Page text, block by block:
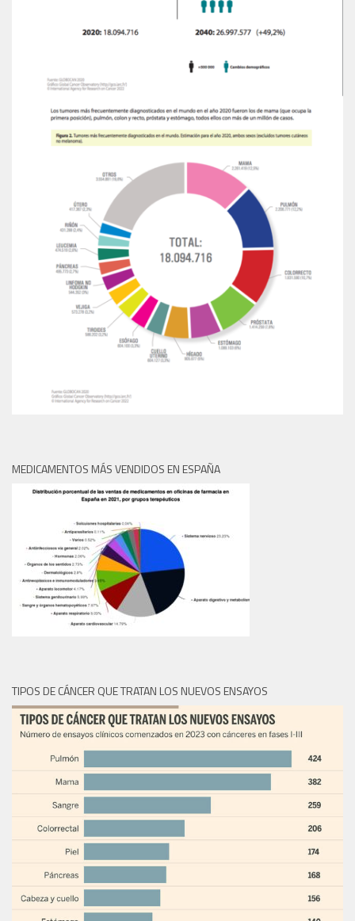
MEDICAMENTOS MÁS VENDIDOS EN ESPAÑA
TIPOS DE CÁNCER QUE TRATAN LOS NUEVOS ENSAYOS